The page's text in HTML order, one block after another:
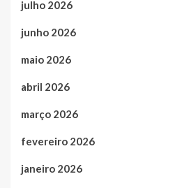
julho 2026
junho 2026
maio 2026
abril 2026
março 2026
fevereiro 2026
janeiro 2026